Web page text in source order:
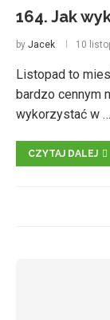
164. Jak
by Jacek 10
Listopad to
bardzo cennym
wykorzystać w …
CZYTAJ DALEJ